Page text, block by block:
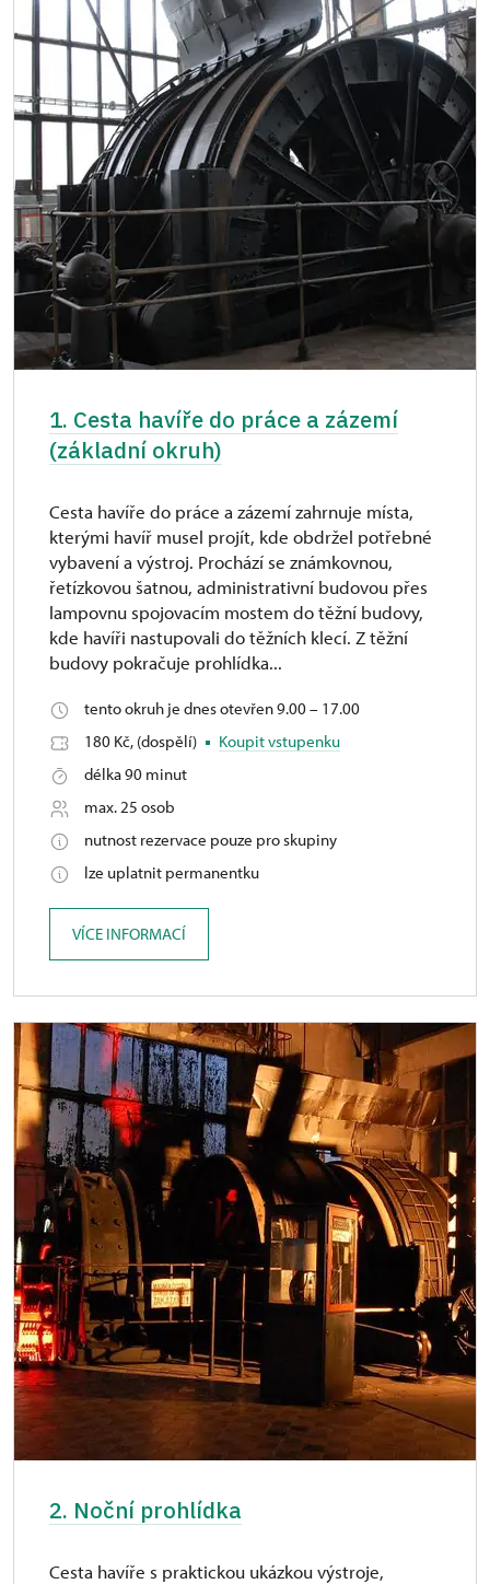
1. Cesta havíře do práce a zázemí
(základní okruh)
Cesta havíře do práce a zázemí zahrnuje místa,
kterými havíř musel projít, kde obdržel potřebné
vybavení a výstroj. Prochází se známkovnou,
řetízkovou šatnou, administrativní budovou přes
lampovnu spojovacím mostem do těžní budovy,
kde havíři nastupovali do těžních klecí. Z těžní
budovy pokračuje prohlídka...
tento okruh je dnes otevřen 9.00 – 17.00
180 Kč, (dospělí)
Koupit vstupenku
délka 90 minut
max. 25 osob
nutnost rezervace pouze pro skupiny
lze uplatnit permanentku
VÍCE INFORMACÍ
2. Noční prohlídka
Cesta havíře s praktickou ukázkou výstroje,